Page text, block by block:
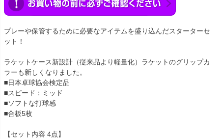
プレーや保管するために必要なアイテムを盛り込んだスターターセ
ット！
ラケットケース新設計（従来品より軽量化）ラケットのグリップカ
ラーも新しくなりました。
■日本卓球協会検定品
■スピード：ミッド
■ソフトな打球感
■合板5枚
【セット内容 4点】